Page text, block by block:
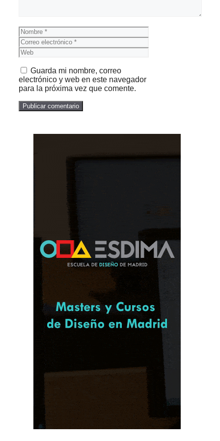
Nombre
Correo
electrónico
Web
Guarda mi nombre, correo
electrónico y web en este navegador
para la próxima vez que comente.